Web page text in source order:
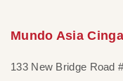
Mundo Asia
133 New Bridge Road